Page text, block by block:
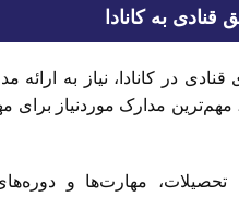
به کانادا
در کانادا، نیاز به ارائه
مهم‌ترین مدارک موردنیاز
مهارت‌ها و